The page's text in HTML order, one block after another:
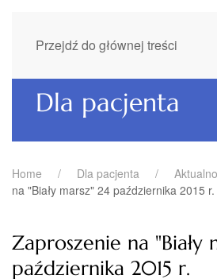
Przejdź do głównej treści
Dla pacjenta
Home Dla pacjenta
na "Biały marsz" 24 października 2015 r.
Zaproszenie na "Biały
października 2015 r.